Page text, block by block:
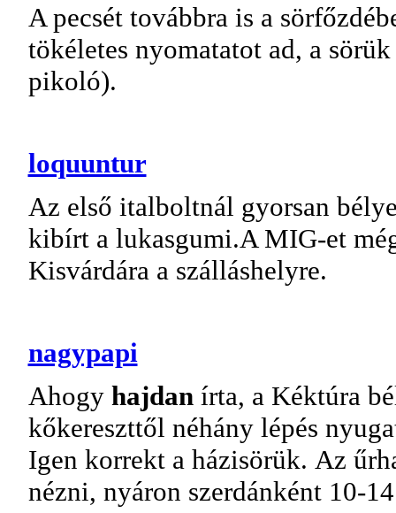
A pecsét továbbra is a
tökéletes nyomatatot ad, a
pikoló).
loquuntur
Az első italboltnál gyorsan
kibírt a lukasgumi.A MIG-et
Kisvárdára a szálláshelyre.
nagypapi
Ahogy hajdan írta, a Kéktúra
kőkereszttől néhány lépés
Igen korrekt a házisörük. Az
nézni, nyáron szerdánként 10-